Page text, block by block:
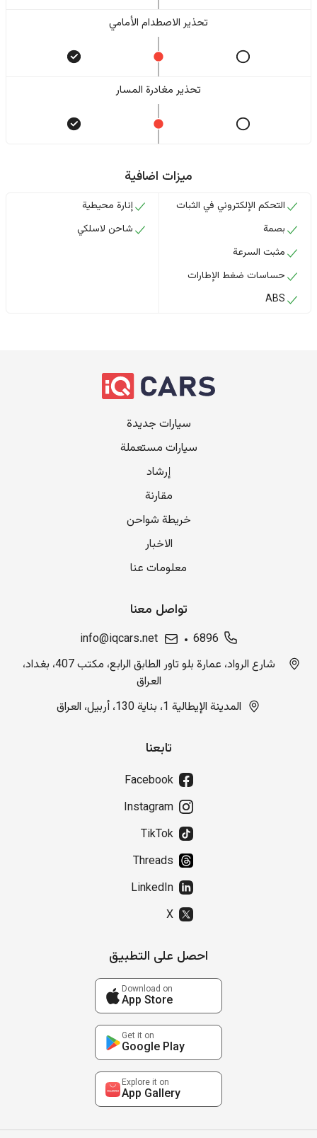
تحذير الاصطدام الأمامي
تحذير مغادرة المسار
ميزات اضافية
التحكم الإلكتروني في الثبات
بصمة
مثبت السرعة
حساسات ضغط الإطارات
ABS
إنارة محيطية
شاحن لاسلكي
سيارات جديدة
سيارات مستعملة
إرشاد
مقارنة
خريطة شواحن
الاخبار
معلومات عنا
تواصل معنا
6896
info@iqcars.net
شارع الرواد، عمارة بلو تاور الطابق الرابع، مكتب 407، بغداد،
العراق
المدينة الإيطالية 1، بناية 130، أربيل، العراق
تابعنا
Facebook
Instagram
TikTok
Threads
LinkedIn
X
احصل على التطبيق
Download on
App Store
Get it on
Google Play
Explore it on
App Gallery